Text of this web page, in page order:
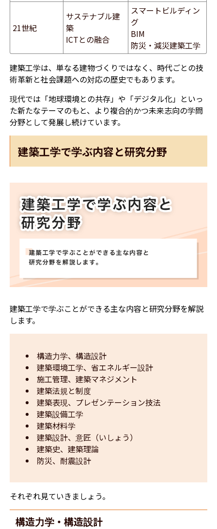
21世紀
サステナブル建
築
ICTとの融合
スマートビルディン
グ
BIM
防災・減災建築工学
建築工学は、単なる建物づくりではなく、時代ごとの技
術革新と社会課題への対応の歴史でもあります。
現代では「地球環境との共存」や「デジタル化」といっ
た新たなテーマのもと、より複合的かつ未来志向の学問
分野として発展し続けています。
建築工学で学ぶ内容と研究分野
建築工学で学ぶことができる主な内容と研究分野を解説
します。
構造力学、構造設計
建築環境工学、省エネルギー設計
施工管理、建築マネジメント
建築法規と制度
建築表現、プレゼンテーション技法
建築設備工学
建築材料学
建築設計、意匠（いしょう）
建築史、建築理論
防災、耐震設計
それぞれ見ていきましょう。
構造力学・構造設計